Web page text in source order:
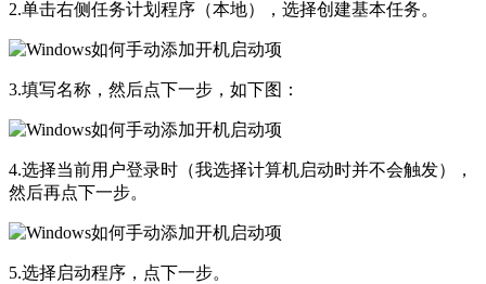
2.单击右侧任务计划程序（本地），选择创建基本任务。
3.填写名称，然后点下一步，如下图：
4.选择当前用户登录时（我选择计算机启动时并不会触发），
然后再点下一步。
5.选择启动程序，点下一步。